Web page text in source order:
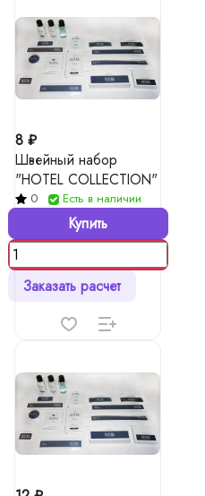
8 ₽
Швейный набор
"HOTEL COLLECTION"
0 Есть в наличии
Купить
Заказать расчет